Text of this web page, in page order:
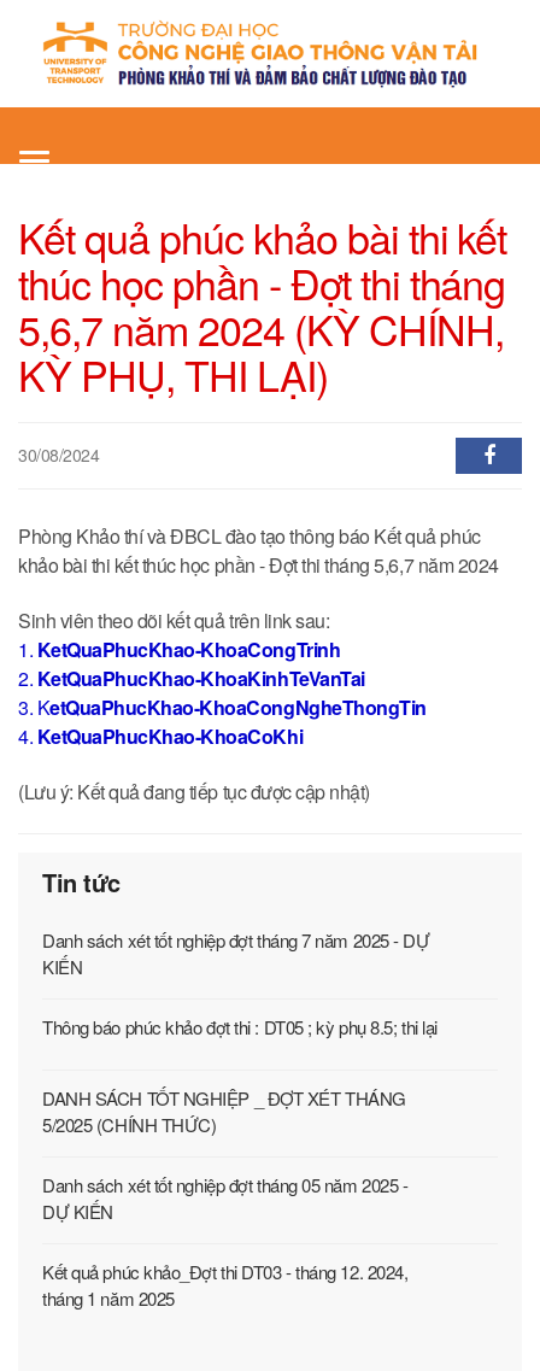
Toggle
Kết quả phúc khảo bài thi kết
thúc học phần - Đợt thi tháng
5,6,7 năm 2024 (KỲ CHÍNH,
KỲ PHỤ, THI LẠI)
30/08/2024
Phòng Khảo thí và ĐBCL đào tạo thông báo Kết quả phúc
khảo bài thi kết thúc học phần - Đợt thi tháng 5,6,7 năm 2024
Sinh viên theo dõi kết quả trên link sau:
1. KetQuaPhucKhao-KhoaCongTrinh
2. KetQuaPhucKhao-KhoaKinhTeVanTai
3. KetQuaPhucKhao-KhoaCongNgheThongTin
4. KetQuaPhucKhao-KhoaCoKhi
(Lưu ý: Kết quả đang tiếp tục được cập nhật)
Tin tức
Danh sách xét tốt nghiệp đợt tháng 7 năm 2025 - DỰ
KIẾN
Thông báo phúc khảo đợt thi : DT05 ; kỳ phụ 8.5; thi lại
DANH SÁCH TỐT NGHIỆP _ ĐỢT XÉT THÁNG
5/2025 (CHÍNH THỨC)
Danh sách xét tốt nghiệp đợt tháng 05 năm 2025 -
DỰ KIẾN
Kết quả phúc khảo_Đợt thi DT03 - tháng 12. 2024,
tháng 1 năm 2025